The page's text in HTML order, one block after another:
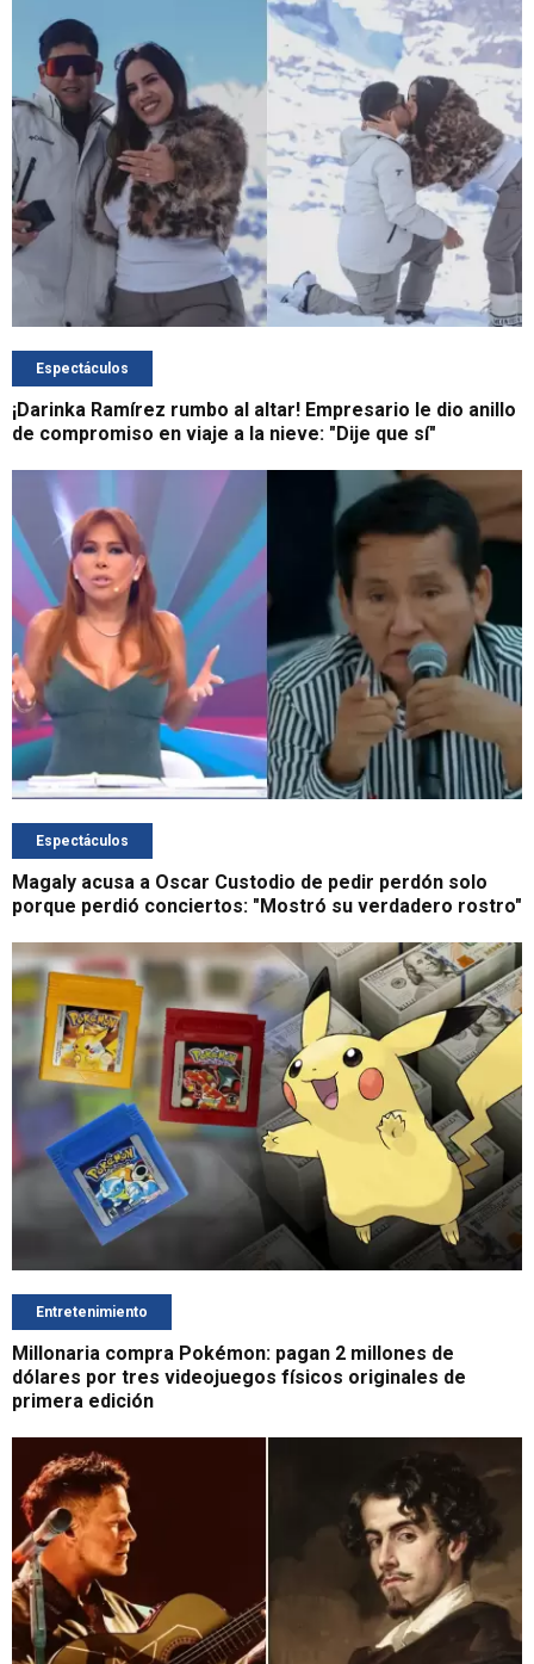
Espectáculos
¡Darinka Ramírez rumbo al altar! Empresario le dio anillo
de compromiso en viaje a la nieve: "Dije que sí"
Espectáculos
Magaly acusa a Oscar Custodio de pedir perdón solo
porque perdió conciertos: "Mostró su verdadero rostro"
Entretenimiento
Millonaria compra Pokémon: pagan 2 millones de
dólares por tres videojuegos físicos originales de
primera edición